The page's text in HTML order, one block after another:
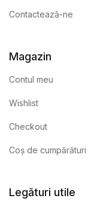
Contactează-ne
Magazin
Contul meu
Wishlist
Checkout
Coș de cumpărături
Legături utile